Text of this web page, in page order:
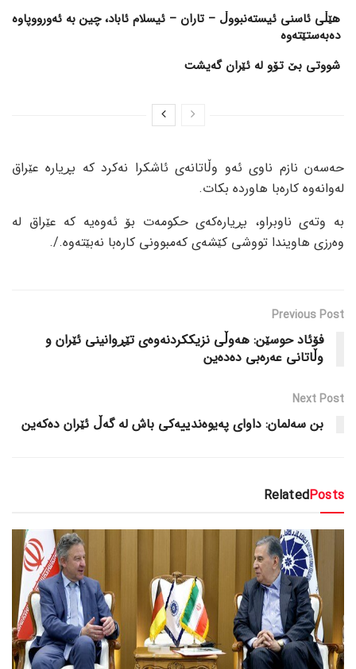
هێڵی ئاسنی ئیستەنبووڵ – تاران – ئیسلام ئاباد، چین بە ئەورووپاوە
دەبەستێتەوە
شووتی بێ تۆو لە ئێران گەیشت
حەسەن نازم ناوی ئەو وڵاتانەی ئاشکرا نەکرد کە بڕیارە عێراق
لەوانەوە کارەبا هاوردە بکات.
بە وتەی ناوبراو، بڕیارەکەی حکومەت بۆ ئەوەیە کە عێراق لە
وەرزی هاویندا تووشی کێشەی کەمبوونی کارەبا نەبێتەوە./.
Previous Post
فۆئاد حوسێن: هەوڵی نزیککردنەوەی تێڕوانینی ئێران و
وڵاتانی عەرەبی دەدەین
Next Post
بن سەلمان: داوای پەیوەندییەکی باش لە گەڵ ئێران دەکەین
RelatedPosts